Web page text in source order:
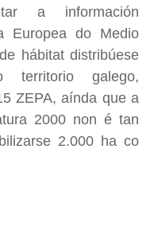
a información
Europea do Medio
hábitat distribúese
territorio galego,
ZEPA, aínda que a
2000 non é tan
2.000 ha co